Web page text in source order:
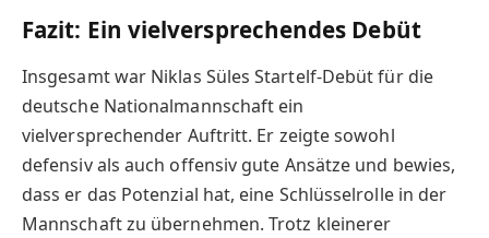
Fazit: Ein vielversprechendes Debüt
Insgesamt war Niklas Süles Startelf-Debüt für die
deutsche Nationalmannschaft ein
vielversprechender Auftritt. Er zeigte sowohl
defensiv als auch offensiv gute Ansätze und bewies,
dass er das Potenzial hat, eine Schlüsselrolle in der
Mannschaft zu übernehmen. Trotz kleinerer